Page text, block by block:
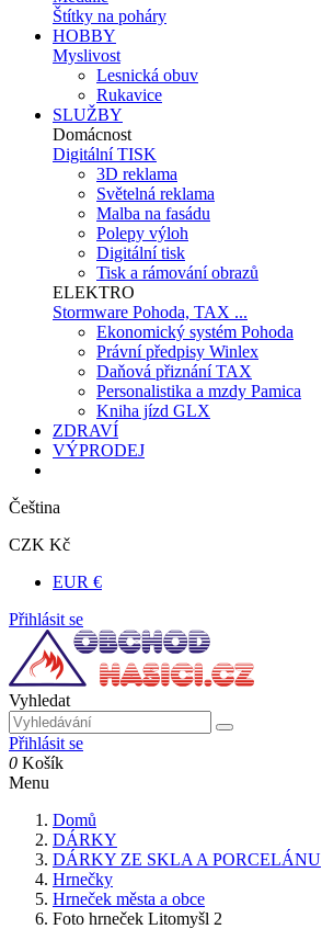
Štítky na poháry
HOBBY
Myslivost
Lesnická obuv
Rukavice
SLUŽBY
Domácnost
Digitální TISK
3D reklama
Světelná reklama
Malba na fasádu
Polepy výloh
Digitální tisk
Tisk a rámování obrazů
ELEKTRO
Stormware Pohoda, TAX ...
Ekonomický systém Pohoda
Právní předpisy Winlex
Daňová přiznání TAX
Personalistika a mzdy Pamica
Kniha jízd GLX
ZDRAVÍ
VÝPRODEJ
Čeština
CZK Kč
EUR €
Přihlásit se
Vyhledat
Přihlásit se
0 Košík
Menu
Domů
DÁRKY
DÁRKY ZE SKLA A PORCELÁNU
Hrnečky
Hrneček města a obce
Foto hrneček Litomyšl 2